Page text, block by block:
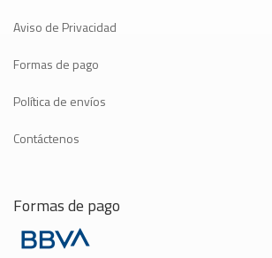
Aviso de Privacidad
Formas de pago
Política de envíos
Contáctenos
Formas de pago